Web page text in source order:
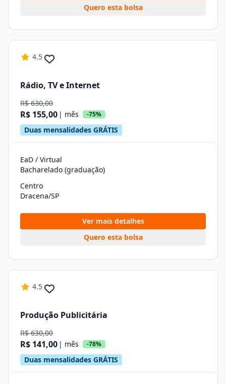
Quero esta bolsa
4.5
Rádio, TV e Internet
R$ 630,00
R$ 155,00 | mês -75%
Duas mensalidades GRÁTIS
EaD / Virtual
Bacharelado (graduação)
Centro
Dracena/SP
Ver mais detalhes
Quero esta bolsa
4.5
Produção Publicitária
R$ 630,00
R$ 141,00 | mês -78%
Duas mensalidades GRÁTIS